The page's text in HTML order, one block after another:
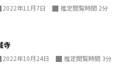
2022年11月7日 推定閲覧時間 2分
寺
2022年10月24日 推定閲覧時間 3分